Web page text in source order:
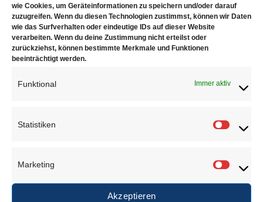
wie Cookies, um Geräteinformationen zu speichern und/oder darauf
zuzugreifen. Wenn du diesen Technologien zustimmst, können wir Daten
wie das Surfverhalten oder eindeutige IDs auf dieser Website
verarbeiten. Wenn du deine Zustimmung nicht erteilst oder
zurückziehst, können bestimmte Merkmale und Funktionen
beeinträchtigt werden.
Funktional Immer aktiv
Statistiken
Marketing
Akzeptieren
Juwelierbedarf KÖLN und seine operativen Einheiten
in Deutschland sind in ein weltweites Netzwerk von
Unternehmen eingebunden, die sich alle demselben
Ziel verschrieben haben. Konsequente Orientierung an
Über uns